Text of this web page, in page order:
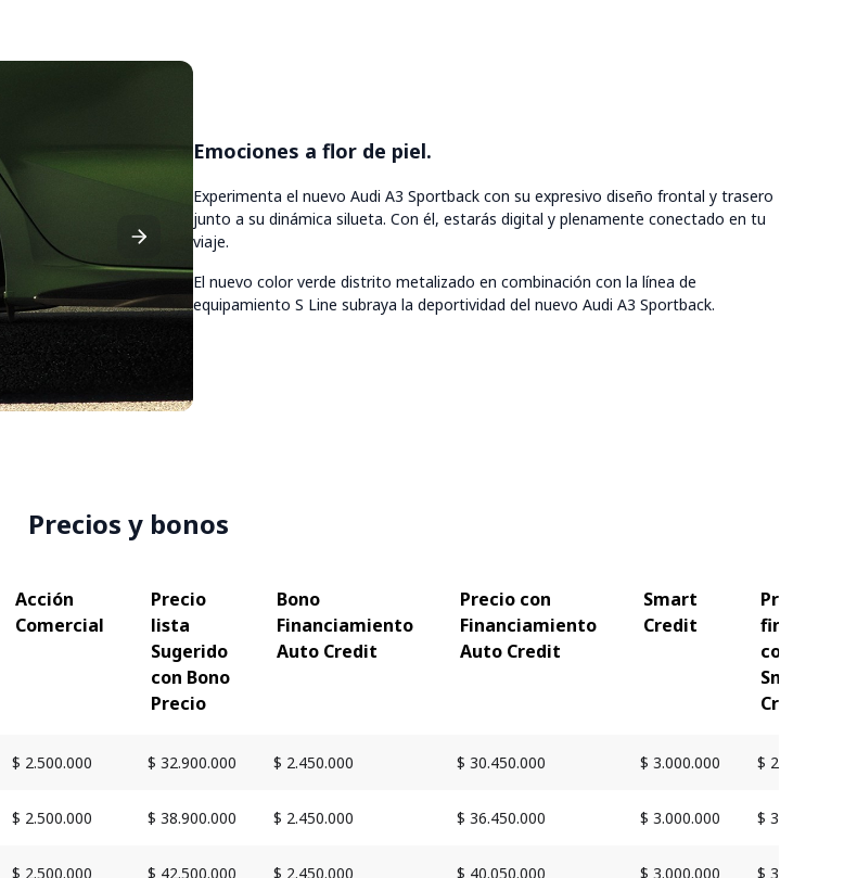
Emociones a flor de piel.
Experimenta el nuevo Audi A3 Sportback con su expresivo diseño frontal y trasero
junto a su dinámica silueta. Con él, estarás digital y plenamente conectado en tu
viaje.
El nuevo color verde distrito metalizado en combinación con la línea de
equipamiento S Line subraya la deportividad del nuevo Audi A3 Sportback.
Precios y bonos
Acción
Comercial
Precio
lista
Sugerido
con Bono
Precio
Bono
Financiamiento
Auto Credit
Precio con
Financiamiento
Auto Credit
Smart
Credit
Precio
final
con
Smart
Credit
$ 2.500.000 $ 32.900.000 $ 2.450.000 $ 30.450.000 $ 3.000.000 $ 29.900.000
$ 2.500.000 $ 38.900.000 $ 2.450.000 $ 36.450.000 $ 3.000.000 $ 35.900.000
$ 2.500.000 $ 42.500.000 $ 2.450.000 $ 40.050.000 $ 3.000.000 $ 39.500.000